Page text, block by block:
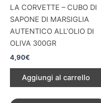
LA CORVETTE – CUBO DI
SAPONE DI MARSIGLIA
AUTENTICO ALL’OLIO DI
OLIVA 300GR
4,90€
Aggiungi al carrello